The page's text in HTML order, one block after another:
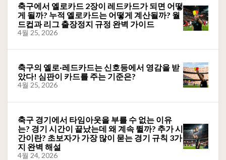
축구에서 옐로카드 2장이 레드카드가 되면 어떻
게 될까? 누적 옐로카드는 어떻게 계산될까? 월
드컵과 리그 출장정지 규정 완벽 가이드
4월 25, 2026
축구의 옐로·레드카드는 신호등에서 영감을 받
았다! 심판이 카드를 주는 기준은?
4월 25, 2026
축구 경기에서 타임아웃을 부를 수 없는 이유
는? 경기 시간이 끝났는데 왜 계속 뛸까? 추가 시
간이란? 초보자가 가장 많이 묻는 경기 규칙 3가
지 완벽 해설
4월 24, 2026